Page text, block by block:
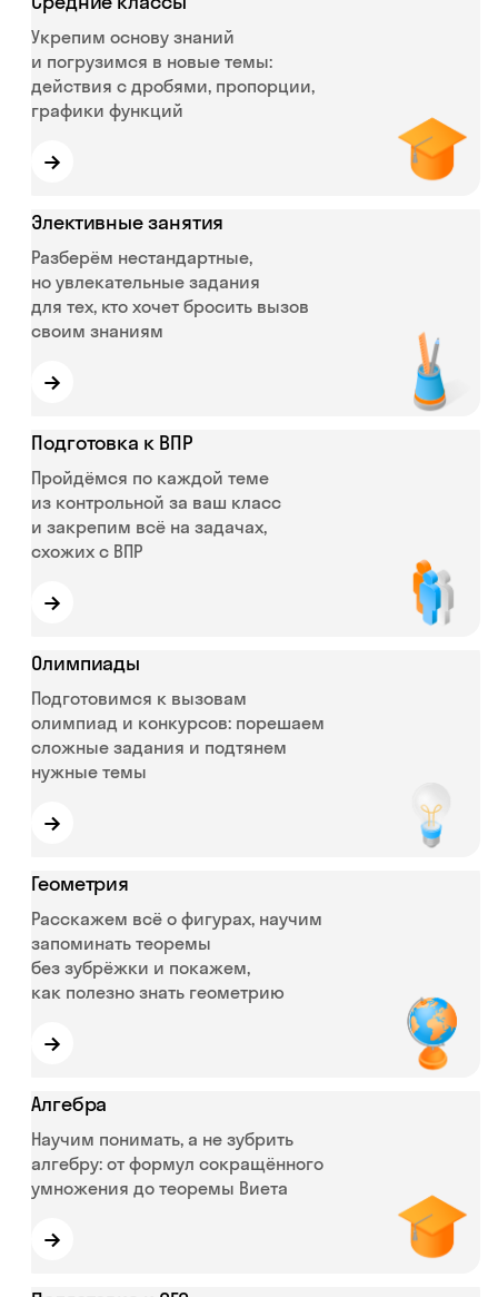
Укрепим основу знаний
и погрузимся в новые темы:
действия с дробями, пропорции,
графики функций
→
Элективные занятия
Разберём нестандартные,
но увлекательные задания
для тех, кто хочет бросить вызов
своим знаниям
→
Подготовка к ВПР
Пройдёмся по каждой теме
из контрольной за ваш класс
и закрепим всё на задачах,
схожих с ВПР
→
Олимпиады
Подготовимся к вызовам
олимпиад и конкурсов: порешаем
сложные задания и подтянем
нужные темы
→
Геометрия
Расскажем всё о фигурах, научим
запоминать теоремы
без зубрёжки и покажем,
как полезно знать геометрию
→
Алгебра
Научим понимать, а не зубрить
алгебру: от формул сокращённого
умножения до теоремы Виета
→